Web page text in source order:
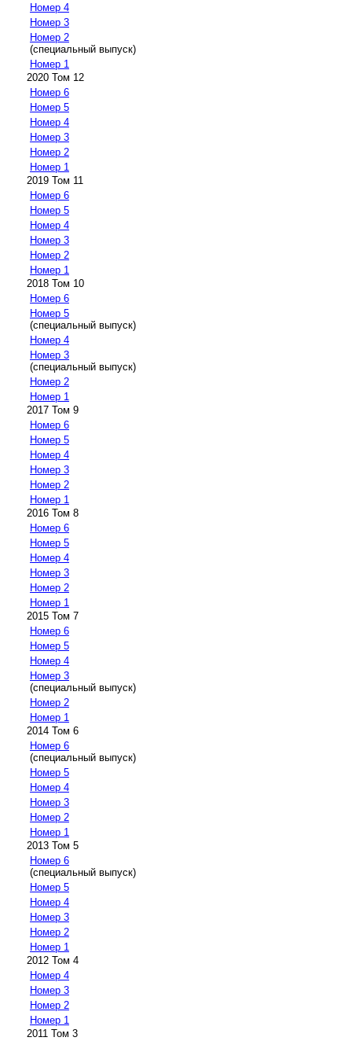
Номер 4
Номер 3
Номер 2
(специальный выпуск)
Номер 1
2020 Том 12
Номер 6
Номер 5
Номер 4
Номер 3
Номер 2
Номер 1
2019 Том 11
Номер 6
Номер 5
Номер 4
Номер 3
Номер 2
Номер 1
2018 Том 10
Номер 6
Номер 5
(специальный выпуск)
Номер 4
Номер 3
(специальный выпуск)
Номер 2
Номер 1
2017 Том 9
Номер 6
Номер 5
Номер 4
Номер 3
Номер 2
Номер 1
2016 Том 8
Номер 6
Номер 5
Номер 4
Номер 3
Номер 2
Номер 1
2015 Том 7
Номер 6
Номер 5
Номер 4
Номер 3
(специальный выпуск)
Номер 2
Номер 1
2014 Том 6
Номер 6
(специальный выпуск)
Номер 5
Номер 4
Номер 3
Номер 2
Номер 1
2013 Том 5
Номер 6
(специальный выпуск)
Номер 5
Номер 4
Номер 3
Номер 2
Номер 1
2012 Том 4
Номер 4
Номер 3
Номер 2
Номер 1
2011 Том 3